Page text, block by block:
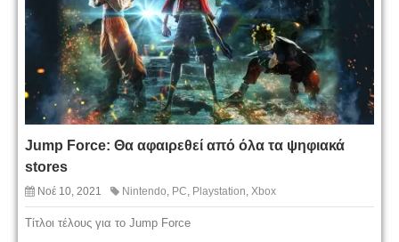
Jump Force: Θα αφαιρεθεί από όλα τα ψηφιακά
stores
Νοέ 10, 2021 Nintendo, PC, Playstation, Xbox
Τίτλοι τέλους για το Jump Force